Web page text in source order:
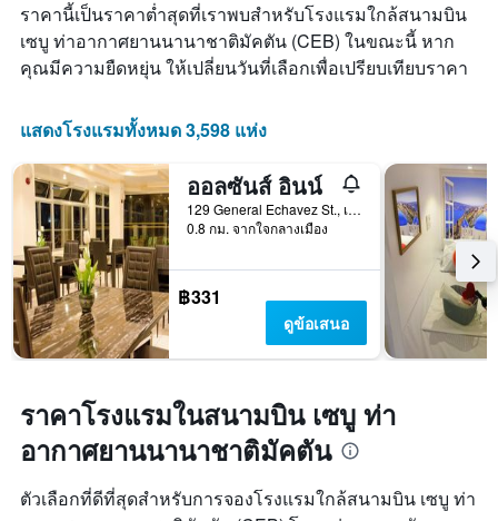
ราคานี้เป็นราคาต่ำสุดที่เราพบสำหรับโรงแรมใกล้สนามบิน
เซบู ท่าอากาศยานนานาชาติมัคตัน (CEB) ในขณะนี้ หาก
คุณมีความยืดหยุ่น ให้เปลี่ยนวันที่เลือกเพื่อเปรียบเทียบราคา
แสดงโรงแรมทั้งหมด 3,598 แห่ง
ออลซันส์ อินน์
129 General Echavez St., เซบู, ฟิลิปปินส์
0.8 กม. จากใจกลางเมือง
฿331
ดูข้อเสนอ
ราคาโรงแรมในสนามบิน เซบู ท่า
อากาศยานนานาชาติมัคตัน
ตัวเลือกที่ดีที่สุดสำหรับการจองโรงแรมใกล้สนามบิน เซบู ท่า